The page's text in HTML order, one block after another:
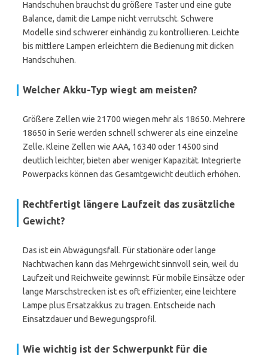
Handschuhen brauchst du größere Taster und eine gute
Balance, damit die Lampe nicht verrutscht. Schwere
Modelle sind schwerer einhändig zu kontrollieren. Leichte
bis mittlere Lampen erleichtern die Bedienung mit dicken
Handschuhen.
Welcher Akku-Typ wiegt am meisten?
Größere Zellen wie 21700 wiegen mehr als 18650. Mehrere
18650 in Serie werden schnell schwerer als eine einzelne
Zelle. Kleine Zellen wie AAA, 16340 oder 14500 sind
deutlich leichter, bieten aber weniger Kapazität. Integrierte
Powerpacks können das Gesamtgewicht deutlich erhöhen.
Rechtfertigt längere Laufzeit das zusätzliche
Gewicht?
Das ist ein Abwägungsfall. Für stationäre oder lange
Nachtwachen kann das Mehrgewicht sinnvoll sein, weil du
Laufzeit und Reichweite gewinnst. Für mobile Einsätze oder
lange Marschstrecken ist es oft effizienter, eine leichtere
Lampe plus Ersatzakkus zu tragen. Entscheide nach
Einsatzdauer und Bewegungsprofil.
Wie wichtig ist der Schwerpunkt für die